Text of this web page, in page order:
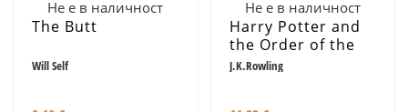
Не е в наличност
The Butt
Will Self
Не е в наличност
Harry Potter and
the Order of the
Phoenix
J.K.Rowling